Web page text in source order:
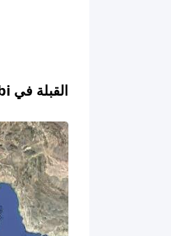
القبلة في Abu Dhabi باستخدام الخريطة